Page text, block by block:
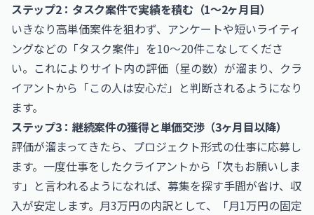
ステップ2：タスク案件で実績を積む（1〜2ヶ月目）
いきなり高単価案件を狙わず、アンケートや短いライティ
ングなどの「タスク案件」を10〜20件こなしてくださ
い。これによりサイト内の評価（星の数）が溜まり、クラ
イアントから「この人は安心だ」と判断されるようになり
ます。
ステップ3：継続案件の獲得と単価交渉（3ヶ月目以降）
評価が溜まってきたら、プロジェクト形式の仕事に応募し
ます。一度仕事をしたクライアントから「次もお願いしま
す」と言われるようになれば、募集を探す手間が省け、収
入が安定します。月3万円の内訳として、「月1万円の固定